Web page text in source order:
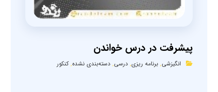
پیشرفت در درس خواندن
انگیزشی,برنامه ریزی,درسی,دسته‌بندی نشده,کنکور